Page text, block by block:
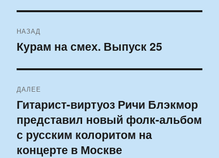
по
НАЗАД
Предыдущая
Курам на смех. Выпуск 25
ДАЛЕЕ
Следующая
запись:
Гитарист-виртуоз Ричи Блэкмор
представил новый фолк-альбом
с русским колоритом на
концерте в Москве